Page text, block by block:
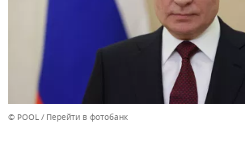
© POOL Перейти в фотобанк